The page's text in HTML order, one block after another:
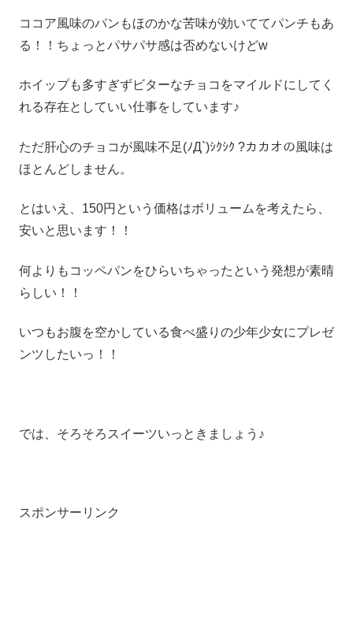
ココア風味のパンもほのかな苦味が効いててパンチもあ
る！！ちょっとパサパサ感は否めないけどw
ホイップも多すぎずビターなチョコをマイルドにしてく
れる存在としていい仕事をしています♪
ただ肝心のチョコが風味不足(ﾉД`)ｼｸｼｸ ?カカオの風味は
ほとんどしません。
とはいえ、150円という価格はボリュームを考えたら、
安いと思います！！
何よりもコッペパンをひらいちゃったという発想が素晴
らしい！！
いつもお腹を空かしている食べ盛りの少年少女にプレゼ
ンツしたいっ！！
では、そろそろスイーツいっときましょう♪
スポンサーリンク